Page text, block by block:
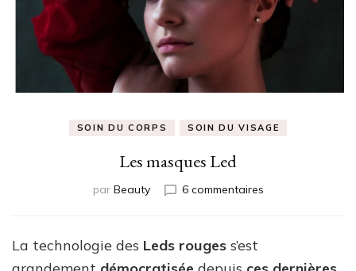
SOIN DU CORPS SOIN DU VISAGE
Les masques Led
par Beauty 6 commentairessur
La technologie des Leds rouges s’est